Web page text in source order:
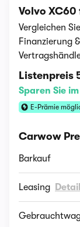
Volvo XC60
Vergleichen
Finanzierung
Listenpreis
Sparen Sie
E-Prämie
Carwow
Barkauf
Leasing